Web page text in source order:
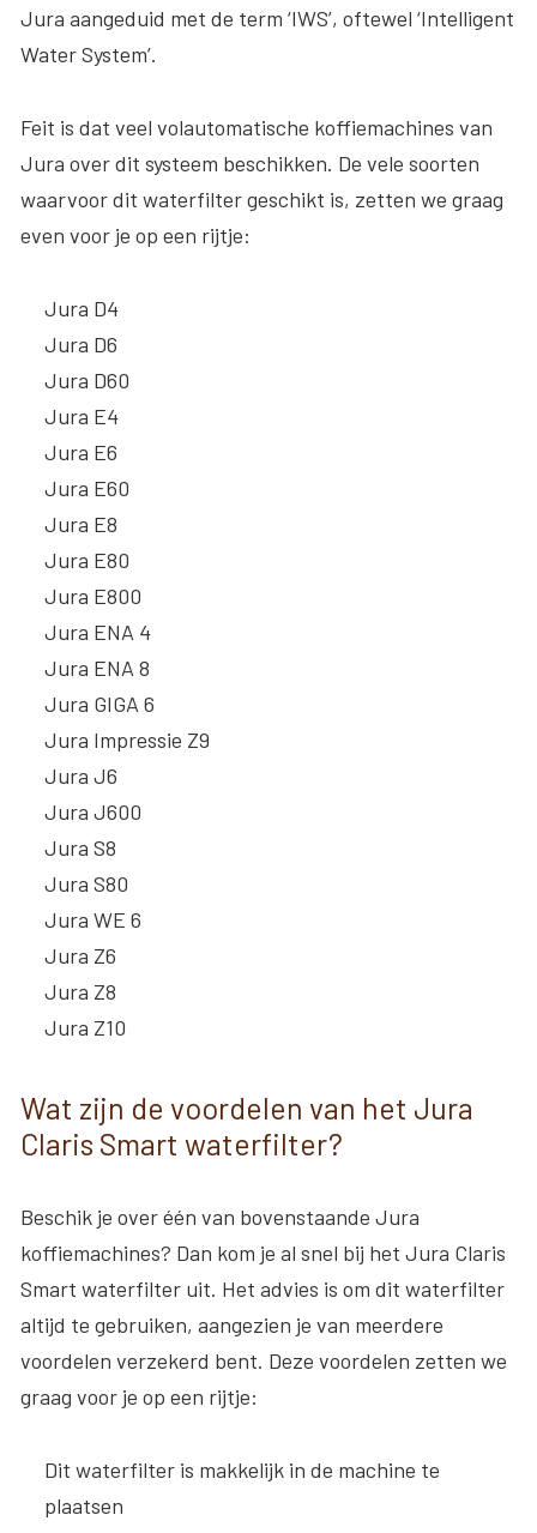
Jura aangeduid met de term ‘IWS’, oftewel ‘Intelligent
Water System’.
Feit is dat veel volautomatische koffiemachines van
Jura over dit systeem beschikken. De vele soorten
waarvoor dit waterfilter geschikt is, zetten we graag
even voor je op een rijtje:
Jura D4
Jura D6
Jura D60
Jura E4
Jura E6
Jura E60
Jura E8
Jura E80
Jura E800
Jura ENA 4
Jura ENA 8
Jura GIGA 6
Jura Impressie Z9
Jura J6
Jura J600
Jura S8
Jura S80
Jura WE 6
Jura Z6
Jura Z8
Jura Z10
Wat zijn de voordelen van het Jura
Claris Smart waterfilter?
Beschik je over één van bovenstaande Jura
koffiemachines? Dan kom je al snel bij het Jura Claris
Smart waterfilter uit. Het advies is om dit waterfilter
altijd te gebruiken, aangezien je van meerdere
voordelen verzekerd bent. Deze voordelen zetten we
graag voor je op een rijtje:
Dit waterfilter is makkelijk in de machine te
plaatsen